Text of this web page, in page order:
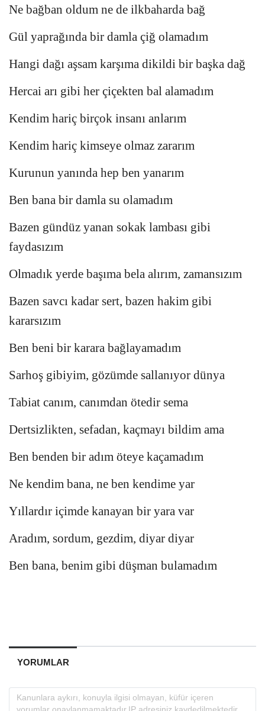
Ne bağban oldum ne de ilkbaharda bağ
Gül yaprağında bir damla çiğ olamadım
Hangi dağı aşsam karşıma dikildi bir başka dağ
Hercai arı gibi her çiçekten bal alamadım
Kendim hariç birçok insanı anlarım
Kendim hariç kimseye olmaz zararım
Kurunun yanında hep ben yanarım
Ben bana bir damla su olamadım
Bazen gündüz yanan sokak lambası gibi
faydasızım
Olmadık yerde başıma bela alırım, zamansızım
Bazen savcı kadar sert, bazen hakim gibi
kararsızım
Ben beni bir karara bağlayamadım
Sarhoş gibiyim, gözümde sallanıyor dünya
Tabiat canım, canımdan ötedir sema
Dertsizlikten, sefadan, kaçmayı bildim ama
Ben benden bir adım öteye kaçamadım
Ne kendim bana, ne ben kendime yar
Yıllardır içimde kanayan bir yara var
Aradım, sordum, gezdim, diyar diyar
Ben bana, benim gibi düşman bulamadım
YORUMLAR